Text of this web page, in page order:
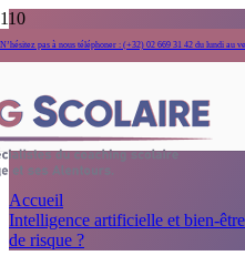
N’hésitez pas à nous téléphoner : (+32) 02 669 31 42 du lundi au
Intelligence
risque ?
Accueil
Intelligence artificielle et bien-
de risque ?